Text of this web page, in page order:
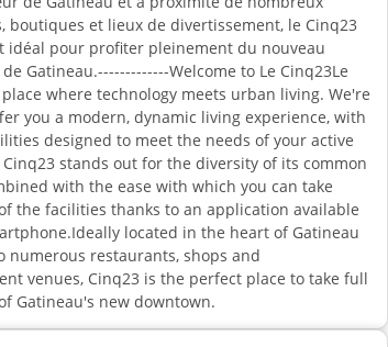
boutiques et lieux de divertissement, le Cinq23
idéal pour profiter pleinement du nouveau
Gatineau.-------------Welcome to Le Cinq23Le
where technology meets urban living. We're
you a modern, dynamic living experience, with
designed to meet the needs of your active
Cinq23 stands out for the diversity of its common
with the ease with which you can take
the facilities thanks to an application available
located in the heart of Gatineau
numerous restaurants, shops and
venues, Cinq23 is the perfect place to take full
Gatineau's new downtown.